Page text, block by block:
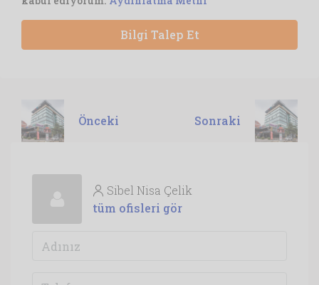
Bilgi Talep Et
Önceki Sonraki
Sibel Nisa Çelik
tüm ofisleri gör